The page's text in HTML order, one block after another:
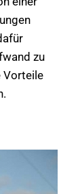
zu
Vorteile